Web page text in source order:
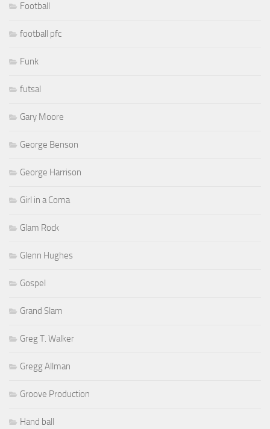
Football
football pfc
Funk
futsal
Gary Moore
George Benson
George Harrison
Girl in a Coma
Glam Rock
Glenn Hughes
Gospel
Grand Slam
Greg T. Walker
Gregg Allman
Groove Production
Hand ball